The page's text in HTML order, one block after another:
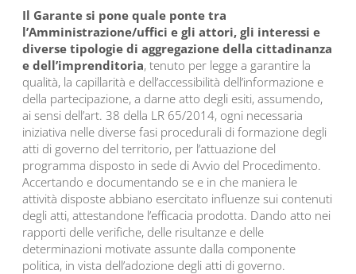
Il Garante si pone quale ponte tra
l’Amministrazione/uffici e gli attori, gli interessi e
diverse tipologie di aggregazione della cittadinanza
e dell’imprenditoria, tenuto per legge a garantire la
qualità, la capillarità e dell’accessibilità dell’informazione e
della partecipazione, a darne atto degli esiti, assumendo,
ai sensi dell’art. 38 della LR 65/2014, ogni necessaria
iniziativa nelle diverse fasi procedurali di formazione degli
atti di governo del territorio, per l’attuazione del
programma disposto in sede di Avvio del Procedimento.
Accertando e documentando se e in che maniera le
attività disposte abbiano esercitato influenze sui contenuti
degli atti, attestandone l’efficacia prodotta. Dando atto nei
rapporti delle verifiche, delle risultanze e delle
determinazioni motivate assunte dalla componente
politica, in vista dell’adozione degli atti di governo.